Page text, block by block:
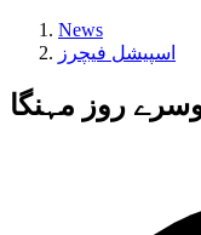
News
اسپیشل فیچرز
روز مہنگا